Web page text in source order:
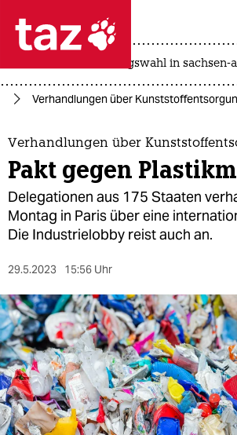
 taz zahl ich
taz zahl ich
themen
politik
öko
sport
berlin
nord
wahrheit
landtagswahl in sachsen-
Verhandlungen über
Verhandlungen über
Pakt gegen
Delegationen aus 175 Staaten
Montag in Paris über eine
Die Industrielobby reist auch an.
29.5.2023 15:56 Uhr